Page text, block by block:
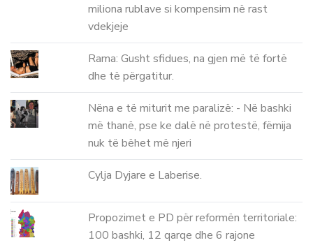
miliona rublave si kompensim në rast
vdekjeje
Rama: Gusht sfidues, na gjen më të fortë
dhe të përgatitur.
Nëna e të miturit me paralizë: - Në bashki
më thanë, pse ke dalë në protestë, fëmija
nuk të bëhet më njeri
Cylja Dyjare e Laberise.
Propozimet e PD për reformën territoriale:
100 bashki, 12 qarqe dhe 6 rajone